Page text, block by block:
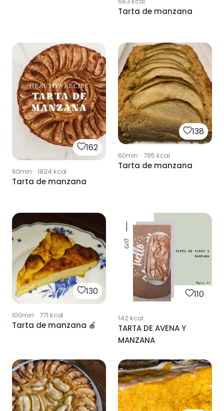
Tarta de manzana
162
60min · 1824 kcal
Tarta de manzana
138
60min · 795 kcal
Tarta de manzana
130
100min · 771 kcal
Tarta de manzana 🍎
110
142kcal
TARTA DE AVENA Y
MANZANA